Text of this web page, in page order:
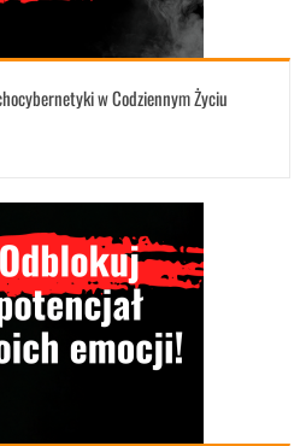
w Codziennym Życiu